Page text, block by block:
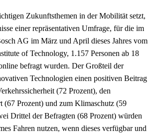
Zukunftsthemen in der Mobilität setzt,
einer repräsentativen Umfrage, für die im
AG im März und April dieses Jahres vom
of Technology, 1.157 Personen ab 18
befragt wurden. Der Großteil der
Technologien einen positiven Beitrag
(72 Prozent), den
(67 Prozent) und zum Klimaschutz (59
Drittel der Befragten (68 Prozent) würden
Fahren nutzen, wenn dieses verfügbar und